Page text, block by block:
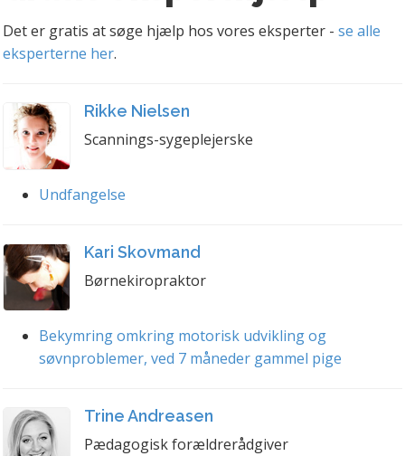
Det er gratis at søge hjælp hos vores eksperter - se alle
eksperterne her.
Rikke Nielsen
Scannings-sygeplejerske
Undfangelse
Kari Skovmand
Børnekiropraktor
Bekymring omkring motorisk udvikling og
søvnproblemer, ved 7 måneder gammel pige
Trine Andreasen
Pædagogisk forældrerådgiver